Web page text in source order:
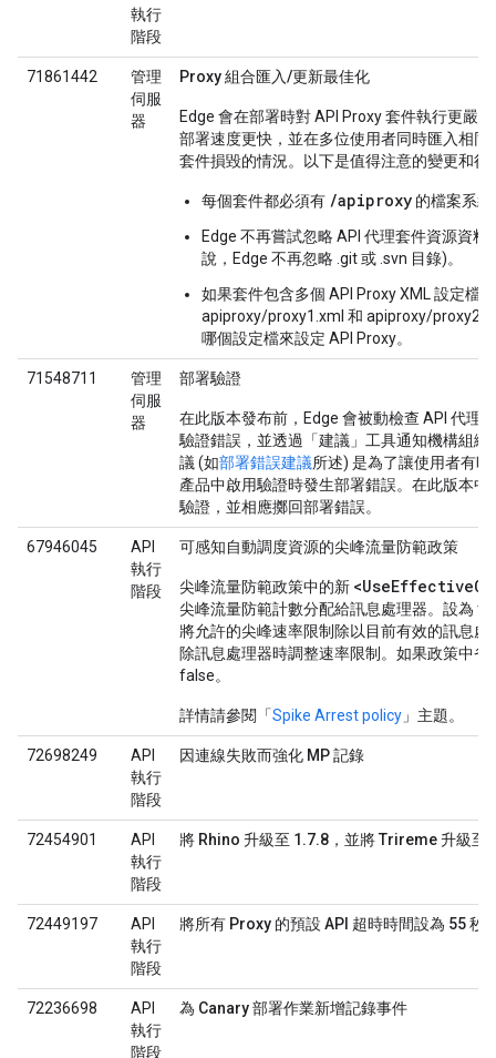
執行
階段
71861442
管理
伺服
器
Proxy 組合匯入/更新最佳化
Edge 會在部署時對 API Proxy 套件執行更嚴
部署速度更快，並在多位使用者同時匯入相
套件損毀的情況。以下是值得注意的變更和行
每個套件都必須有 /apiproxy 的檔案系
Edge 不再嘗試忽略 API 代理套件資源資
說，Edge 不再忽略 .git 或 .svn 目錄)。
如果套件包含多個 API Proxy XML 設定檔
apiproxy/proxy1.xml 和 apiproxy/
哪個設定檔來設定 API Proxy。
71548711
管理
伺服
器
部署驗證
在此版本發布前，Edge 會被動檢查 API 代理
驗證錯誤，並透過「建議」 工具通知機構組織
議 (如部署錯誤建議所述) 是為了讓使用者有
產品中啟用驗證時發生部署錯誤。在此版本中
驗證，並相應擲回部署錯誤。
67946045
API
執行
階段
可感知自動調度資源的尖峰流量防範政策
尖峰流量防範政策中的新
尖峰流量防範計數分配給訊息處理器。設為
將允許的尖峰速率限制除以目前有效的訊息
除訊息處理器時調整速率限制。如果政策中
false。
詳情請參閱「Spike Arrest policy 」主題。
72698249
API
執行
階段
因連線失敗而強化 MP 記錄
72454901
API
執行
階段
將 Rhino 升級至 1.7.8，並將 Trireme 升級至
72449197
API
執行
階段
將所有 Proxy 的預設 API 超時時間設為 55 秒
72236698
API
執行
階段
為 Canary 部署作業新增記錄事件